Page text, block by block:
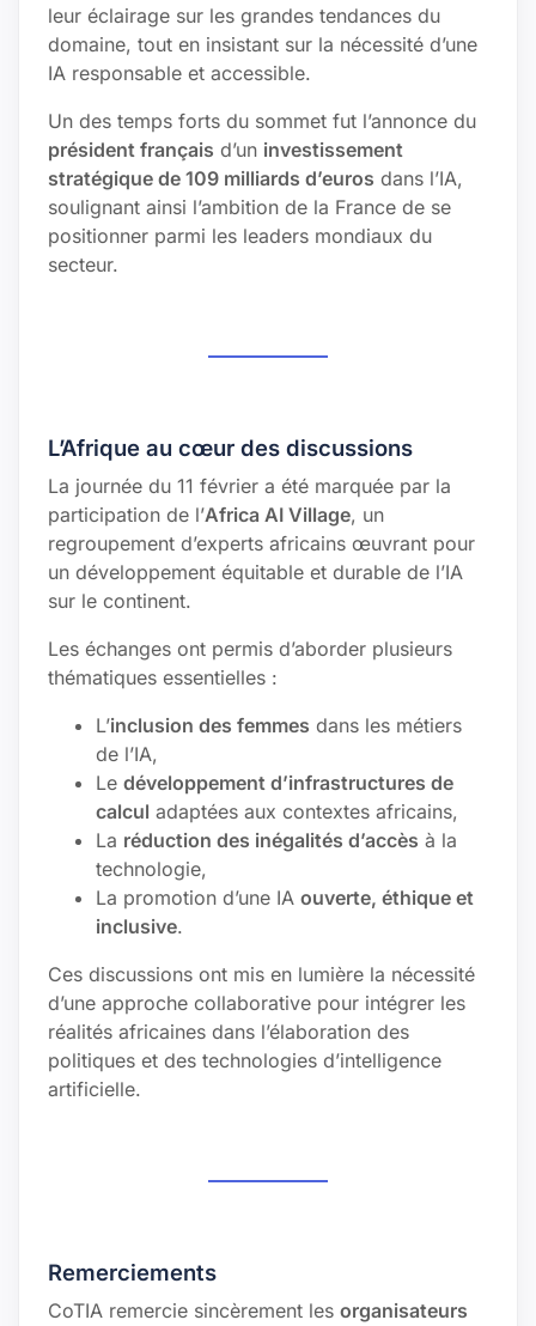
leur éclairage sur les grandes tendances du
domaine, tout en insistant sur la nécessité d’une
IA responsable et accessible.
Un des temps forts du sommet fut l’annonce du
président français d’un investissement
stratégique de 109 milliards d’euros dans l’IA,
soulignant ainsi l’ambition de la France de se
positionner parmi les leaders mondiaux du
secteur.
L’Afrique au cœur des discussions
La journée du 11 février a été marquée par la
participation de l’Africa AI Village, un
regroupement d’experts africains œuvrant pour
un développement équitable et durable de l’IA
sur le continent.
Les échanges ont permis d’aborder plusieurs
thématiques essentielles :
L’inclusion des femmes dans les métiers
de l’IA,
Le développement d’infrastructures de
calcul adaptées aux contextes africains,
La réduction des inégalités d’accès à la
technologie,
La promotion d’une IA ouverte, éthique et
inclusive.
Ces discussions ont mis en lumière la nécessité
d’une approche collaborative pour intégrer les
réalités africaines dans l’élaboration des
politiques et des technologies d’intelligence
artificielle.
Remerciements
CoTIA remercie sincèrement les organisateurs